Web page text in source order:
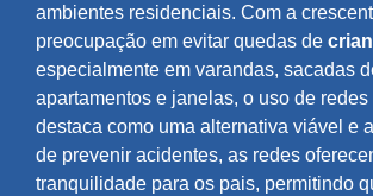
ambientes residenciais. Com a
preocupação em evitar quedas de
especialmente em varandas, sacadas
apartamentos e janelas, o uso de
destaca como uma alternativa viável e
de prevenir acidentes, as redes
tranquilidade para os pais, permitindo